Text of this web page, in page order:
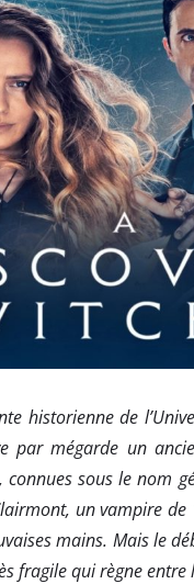
historienne de
par mégarde un
sous le nom
un vampire
mains. Mais le
fragile qui règne entre